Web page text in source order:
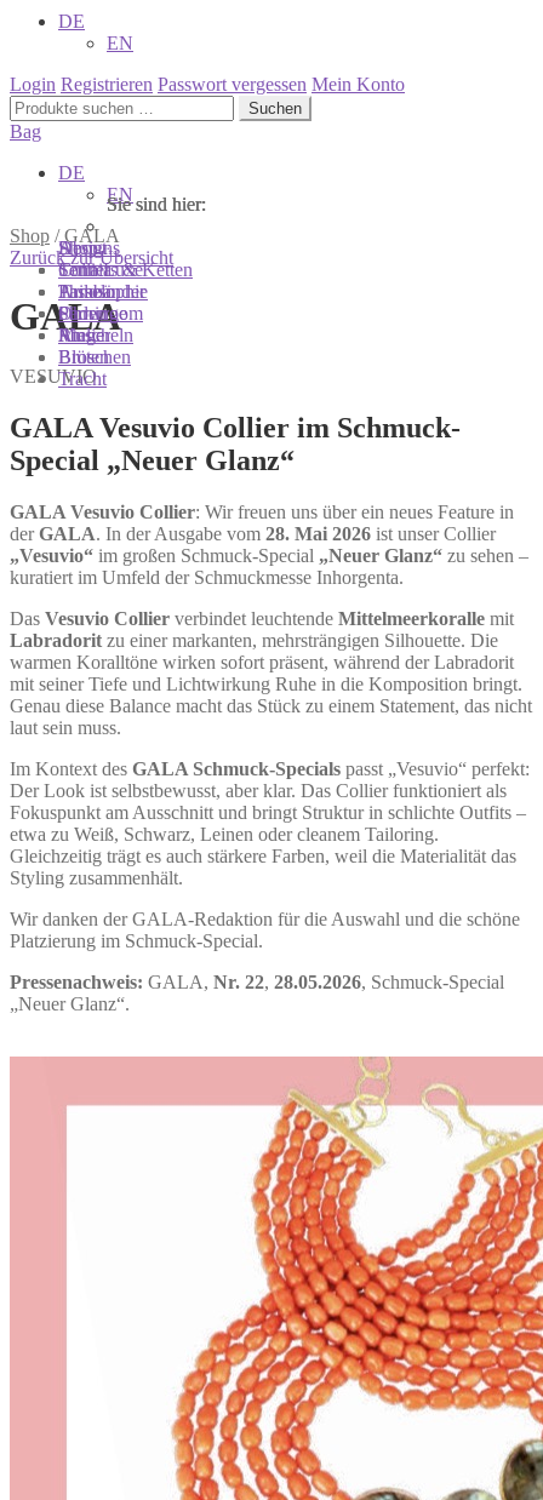
DE
EN
Login Registrieren Passwort vergessen Mein Konto
Suchen
nach:
Suchen
Bag
DE
EN
Shop /GALA
Zurück zur Übersicht
GALA
VESUVIO
GALA Vesuvio Collier im Schmuck-
Special „Neuer Glanz“
GALA Vesuvio Collier: Wir freuen uns über ein neues Feature in
derGALA. In der Ausgabe vom 28. Mai 2026 ist unser Collier
„Vesuvio“ im großen Schmuck-Special „Neuer Glanz“ zu sehen –
kuratiert im Umfeld der Schmuckmesse Inhorgenta.
Das Vesuvio Collier verbindet leuchtende Mittelmeerkoralle mit
Labradorit zu einer markanten, mehrsträngigen Silhouette. Die
warmen Koralltöne wirken sofort präsent, während der Labradorit
mit seiner Tiefe und Lichtwirkung Ruhe in die Komposition bringt.
Genau diese Balance macht das Stück zu einem Statement, das nicht
laut sein muss.
Im Kontext des GALA Schmuck-Specials passt „Vesuvio“ perfekt:
Der Look ist selbstbewusst, aber klar. Das Collier funktioniert als
Fokuspunkt am Ausschnitt und bringt Struktur in schlichte Outfits –
etwa zu Weiß, Schwarz, Leinen oder cleanem Tailoring.
Gleichzeitig trägt es auch stärkere Farben, weil die Materialität das
Styling zusammenhält.
Wir danken der GALA-Redaktion für die Auswahl und die schöne
Platzierung im Schmuck-Special.
Pressenachweis: GALA, Nr. 22, 28.05.2026, Schmuck-Special
„Neuer Glanz“.
Sie sind hier:
Shop
Colliers & Ketten
Armbänder
Ohrringe
Ringe
Broschen
Sie sind hier:
Designs
Terra Luxe
Tasseln
Perlen
Muscheln
Blüten
Tracht
Sie sind hier:
About
Sonnia
Philosophie
Showroom
Atelier